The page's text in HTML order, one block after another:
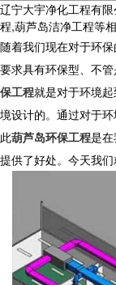
辽宁大宇净化工程有
程,葫芦岛洁净工程等
随着我们现在对于环
要求具有环保型、不
保工程就是对于环境
境设计的。通过对于
此葫芦岛环保工程是
提供了好处。今天我